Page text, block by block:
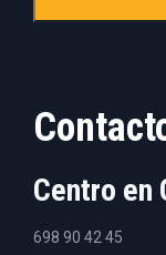
Centro en
698 90 42 45